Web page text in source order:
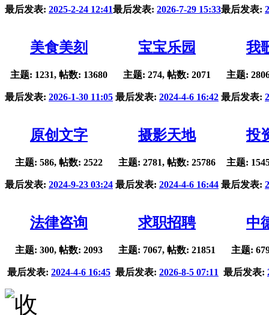
最后发表: 2025-2-24 12:41最后发表: 2026-7-29 15:33最后发表:
美食美刻
主题: 1231, 帖数: 13680
最后发表: 2026-1-30 11:05
宝宝乐园
主题: 274, 帖数: 2071
最后发表: 2024-4-6 16:42
我
主题:
最后发表:
原创文字
主题: 586, 帖数: 2522
最后发表: 2024-9-23 03:24
摄影天地
主题: 2781, 帖数: 25786
最后发表: 2024-4-6 16:44
投
主题:
最后发表:
法律咨询
主题: 300, 帖数: 2093
最后发表: 2024-4-6 16:45
求职招聘
主题: 7067, 帖数: 21851
最后发表: 2026-8-5 07:11
中
主题:
最后发表: